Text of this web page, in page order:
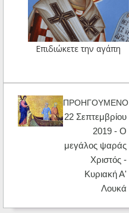
Επιδιώκετε την αγάπη
ΠΡΟΗΓΟΥΜΕΝΟ
22 Σεπτεμβρίου
2019 - Ο
μεγάλος ψαράς
Χριστός -
Κυριακή Α'
Λουκά